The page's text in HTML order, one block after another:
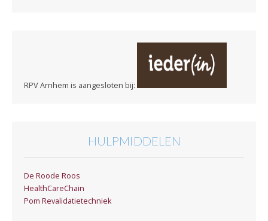
RPV Arnhem is aangesloten bij:
HULPMIDDELEN
De Roode Roos
HealthCareChain
Pom Revalidatietechniek